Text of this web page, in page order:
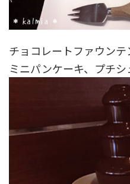
チョコレートファウンテ
ミニパンケーキ、プチ